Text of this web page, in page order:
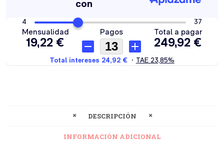
DESCRIPCIÓN
INFORMACIÓN ADICIONAL